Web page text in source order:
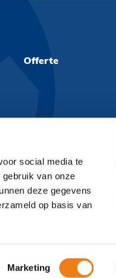
social media te
van onze
deze gegevens
op basis van
Marketing
Offerte